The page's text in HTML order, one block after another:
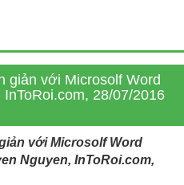
giản với Microsolf Word
28/07/2016
với Microsolf Word
Nguyen, InToRoi.com,